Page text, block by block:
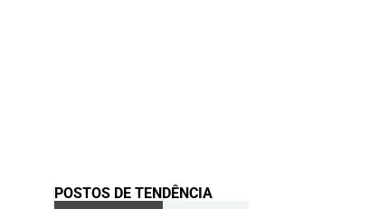
POSTOS DE TENDÊNCIA